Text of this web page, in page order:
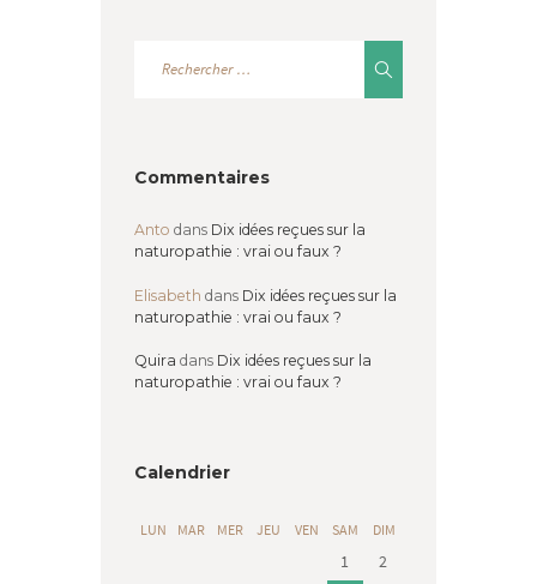
Commentaires
Anto dans Dix idées reçues sur la
naturopathie : vrai ou faux ?
Elisabeth dans Dix idées reçues sur la
naturopathie : vrai ou faux ?
Quira dans Dix idées reçues sur la
naturopathie : vrai ou faux ?
Calendrier
LUN MAR MER JEU VEN SAM DIM
1
2